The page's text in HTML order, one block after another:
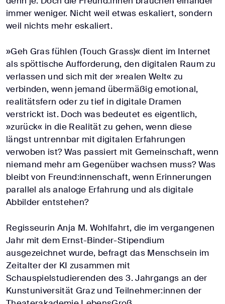
immer weniger. Nicht weil etwas eskaliert, sondern
weil nichts mehr eskaliert.
»Geh Gras fühlen (Touch Grass)« dient im Internet
als spöttische Aufforderung, den digitalen Raum zu
verlassen und sich mit der »realen Welt« zu
verbinden, wenn jemand übermäßig emotional,
realitätsfern oder zu tief in digitale Dramen
verstrickt ist. Doch was bedeutet es eigentlich,
»zurück« in die Realität zu gehen, wenn diese
längst untrennbar mit digitalen Erfahrungen
verwoben ist? Was passiert mit Gemeinschaft, wenn
niemand mehr am Gegenüber wachsen muss? Was
bleibt von Freund:innenschaft, wenn Erinnerungen
parallel als analoge Erfahrung und als digitale
Abbilder entstehen?
Regisseurin Anja M. Wohlfahrt, die im vergangenen
Jahr mit dem Ernst-Binder-Stipendium
ausgezeichnet wurde, befragt das Menschsein im
Zeitalter der KI zusammen mit
Schauspielstudierenden des 3. Jahrgangs an der
Kunstuniversität Graz und Teilnehmer:innen der